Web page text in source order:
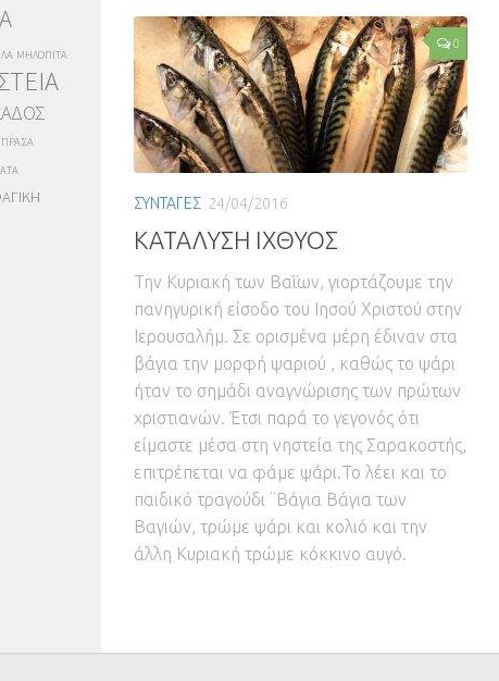
0
ΣΥΝΤΑΓΕΣ 24/04/2016
ΚΑΤΑΛΥΣΗ ΙΧΘΥΟΣ
Την Κυριακή των Βαΐων, γιορτάζουμε την
πανηγυρική είσοδο του Ιησού Χριστού στην
Ιερουσαλήμ. Σε ορισμένα μέρη έδιναν στα
βάγια την μορφή ψαριού , καθώς το ψάρι
ήταν το σημάδι αναγνώρισης των πρώτων
χριστιανών. Έτσι παρά το γεγονός ότι
είμαστε μέσα στη νηστεία της Σαρακοστής,
επιτρέπεται να φάμε ψάρι.Το λέει και το
παιδικό τραγούδι ¨Βάγια Βάγια των
Βαγιών, τρώμε ψάρι και κολιό και την
άλλη Κυριακή τρώμε κόκκινο αυγό.
ΜΗΛΟΠΙΤΑ
ΠΡΑΣΑ